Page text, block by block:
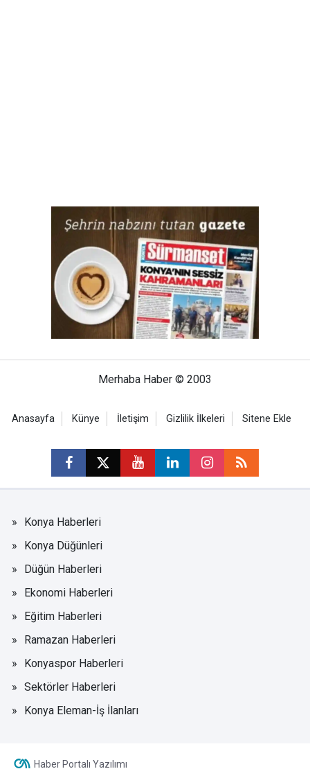
Merhaba Haber © 2003
Anasayfa Künye İletişim Gizlilik İlkeleri Sitene Ekle
Konya Haberleri
Konya Düğünleri
Düğün Haberleri
Ekonomi Haberleri
Eğitim Haberleri
Ramazan Haberleri
Konyaspor Haberleri
Sektörler Haberleri
Konya Eleman-İş İlanları
Haber Portalı Yazılımı